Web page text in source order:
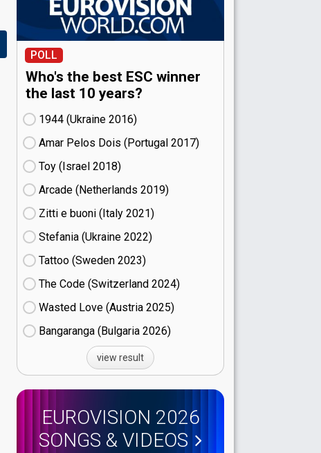
POLL
Who's the best ESC winner
the last 10 years?
1944 (Ukraine
16)
Amar Pelos Dois (Portugal
17)
Toy (Israel
18)
Arcade (Netherlands
19)
Zitti e buoni​ (Italy
21)
Stefania (Ukraine
22)
Tattoo (Sweden
23)
The Code (Switzerland
24)
Wasted Love (Austria
25)
Bangaranga (Bulgaria
26)
view result
EUROVISION 2026
SONGS & VIDEOS